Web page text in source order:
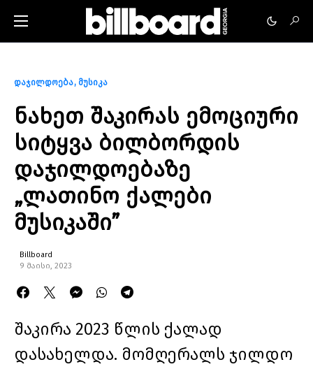
დაჯილდოება მუსიკა
ნახეთ შაკირას ემოციური
სიტყვა ბილბორდის
დაჯილდოებაზე
„ლათინო ქალები
მუსიკაში”
Billboard
9 მაისი, 2023
შაკირა 2023 წლის ქალად
დასახელდა. მომღერალს ჯილდო